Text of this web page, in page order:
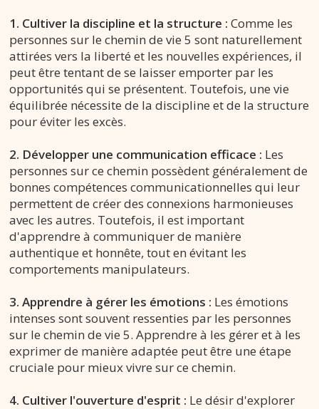
1. Cultiver la discipline et la structure : Comme les
personnes sur le chemin de vie 5 sont naturellement
attirées vers la liberté et les nouvelles expériences, il
peut être tentant de se laisser emporter par les
opportunités qui se présentent. Toutefois, une vie
équilibrée nécessite de la discipline et de la structure
pour éviter les excès.
2. Développer une communication efficace : Les
personnes sur ce chemin possèdent généralement de
bonnes compétences communicationnelles qui leur
permettent de créer des connexions harmonieuses
avec les autres. Toutefois, il est important
d'apprendre à communiquer de manière
authentique et honnête, tout en évitant les
comportements manipulateurs.
3. Apprendre à gérer les émotions : Les émotions
intenses sont souvent ressenties par les personnes
sur le chemin de vie 5. Apprendre à les gérer et à les
exprimer de manière adaptée peut être une étape
cruciale pour mieux vivre sur ce chemin.
4. Cultiver l'ouverture d'esprit : Le désir d'explorer